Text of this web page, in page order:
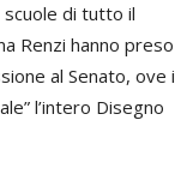
di tutto il
Renzi hanno preso
al Senato, ove i
l’intero Disegno